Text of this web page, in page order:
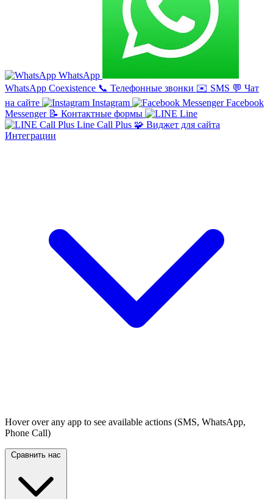
WhatsApp
WhatsApp Coexistence 📞 Телефонные звонки ✉️ SMS 💬 Чат
на сайте
Instagram
Facebook
Messenger 📝 Контактные формы
Line
Line Call Plus 🧩 Виджет для сайта
Интеграции
Hover over any app to see available actions (SMS, WhatsApp,
Phone Call)